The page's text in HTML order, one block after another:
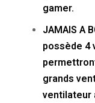
gamer.
JAMAIS A
possède 4
grands
ventilateur